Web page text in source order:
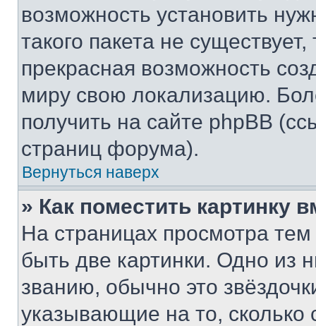
возможность установить
такого пакета не
прекрасная возможность
миру свою локализацию.
получить на сайте phpBB
страниц форума).
Вернуться наверх
» Как поместить картинку
На страницах просмотра
быть две картинки. Одно из
званию, обычно это
указывающие на то,